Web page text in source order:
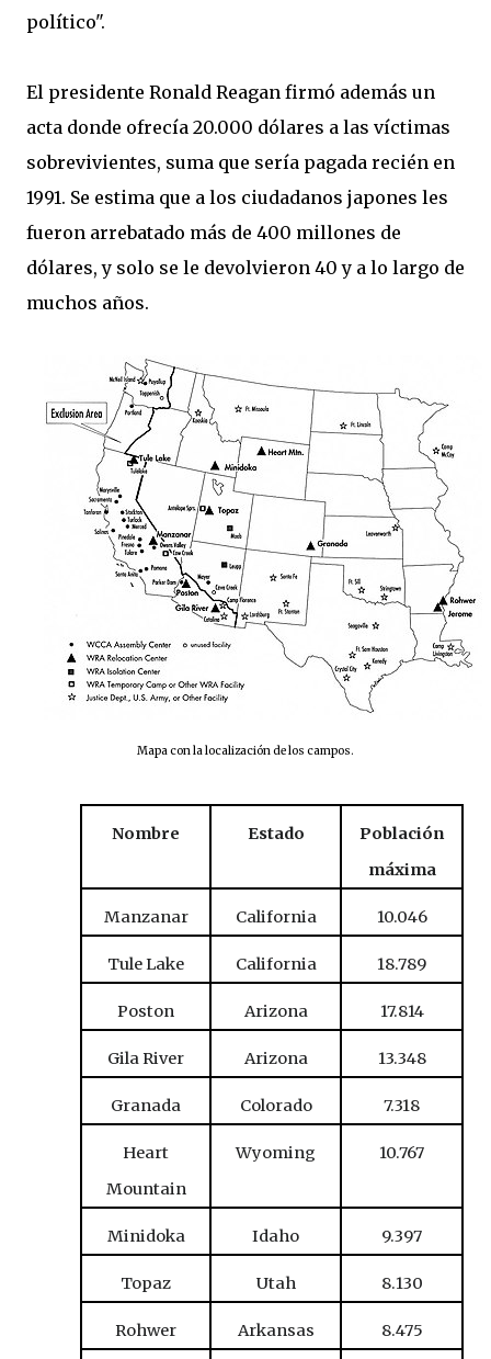
político".
El presidente Ronald Reagan firmó además un
acta donde ofrecía 20.000 dólares a las víctimas
sobrevivientes, suma que sería pagada recién en
1991. Se estima que a los ciudadanos japones les
fueron arrebatado más de 400 millones de
dólares, y solo se le devolvieron 40 y a lo largo de
muchos años.
Mapa con la localización de los campos.
Nombre Estado
Población
máxima
Manzanar California 10.046
Tule Lake California 18.789
Poston Arizona 17.814
Gila River Arizona 13.348
Granada Colorado 7.318
Heart
Mountain
Wyoming 10.767
Minidoka Idaho 9.397
Topaz Utah 8.130
Rohwer Arkansas 8.475